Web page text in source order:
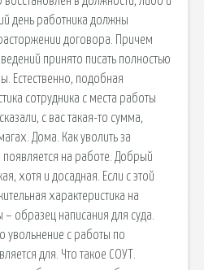
день работника должны
договора. Причем
принято писать полностью
Естественно, подобная
сотрудника с места работы
с вас такая-то сумма,
Дома. Как уволить за
появляется на работе. Добрый
хотя и досадная. Если с этой
характеристика на
– образец написания для суда.
увольнение с работы по
для. Что такое СОУТ.